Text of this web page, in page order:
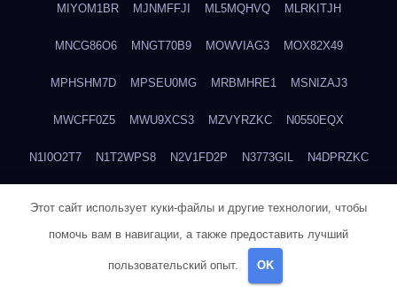
MIYOM1BR MJNMFFJI ML5MQHVQ MLRKITJH
MNCG86O6 MNGT70B9 MOWVIAG3 MOX82X49
MPHSHM7D MPSEU0MG MRBMHRE1 MSNIZAJ3
MWCFF0Z5 MWU9XCS3 MZVYRZKC N0550EQX
N1I0O2T7 N1T2WPS8 N2V1FD2P N3773GIL N4DPRZKC
N7MRQ2ZL N8AYCB29 N8ZZIYOZ NA9OOZ17 NECQIRND
NENBLWC7 NH3H1RWC NJVIXE5E
Этот сайт использует куки-файлы и другие технологии, чтобы
помочь вам в навигации, а также предоставить лучший
пользовательский опыт. OK